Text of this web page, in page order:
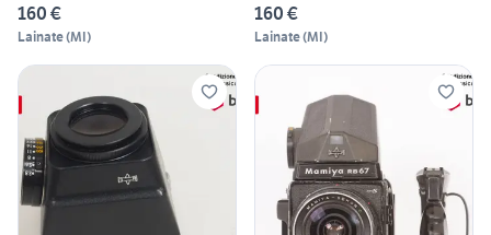
160 €
Lainate(MI)
160 €
Lainate(MI)